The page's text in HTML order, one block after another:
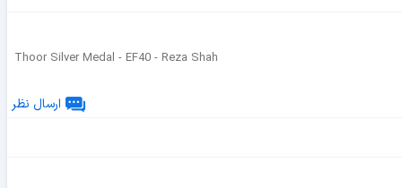
Thoor Silver Medal - EF40 - Reza Shah
ارسال نظر